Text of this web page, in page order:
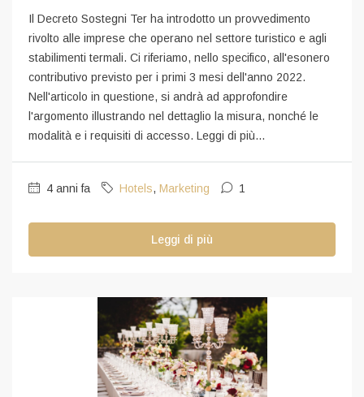
Il Decreto Sostegni Ter ha introdotto un provvedimento
rivolto alle imprese che operano nel settore turistico e agli
stabilimenti termali. Ci riferiamo, nello specifico, all'esonero
contributivo previsto per i primi 3 mesi dell'anno 2022.
Nell'articolo in questione, si andrà ad approfondire
l'argomento illustrando nel dettaglio la misura, nonché le
modalità e i requisiti di accesso. Leggi di più...
4 anni fa Hotels, Marketing 1
Leggi di più